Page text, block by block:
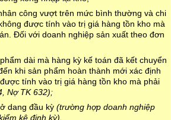
công vượt trên mức bình thường và chi
được tính vào trị giá hàng tồn kho mà
Đối với doanh nghiệp sản xuất theo đơn
dài mà hàng kỳ kế toán đã kết chuyển
khi sản phẩm hoàn thành mới xác định
tính vào trị giá hàng tồn kho mà phải
Nợ TK 632);
dang đầu kỳ (trường hợp doanh nghiệp
kê định kỳ).